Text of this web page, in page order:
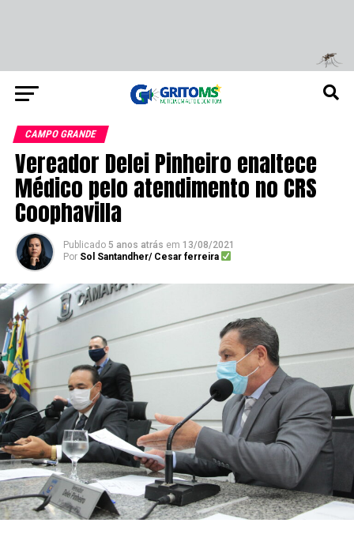
CAMPO GRANDE
Vereador Delei Pinheiro enaltece
Médico pelo atendimento no CRS
Coophavilla
Publicado 5 anos atrás em 13/08/2021
Por Sol Santandher/ Cesar ferreira